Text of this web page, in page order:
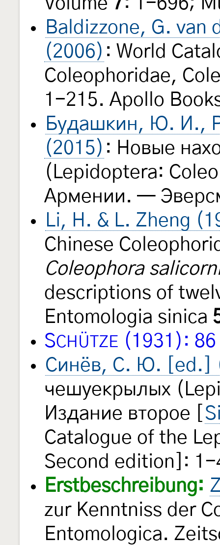
Volume 7 : 1-696;
Baldizzone, G. van
(2006) : World
Coleophoridae,
1-215. Apollo
Будашкин, Ю. И.,
(2015) : Новые
(Lepidoptera:
Армении. —
Li, H. & L. Zheng
Chinese
Coleophora
descriptions of
Entomologia sinica
SCHÜTZE (1931): 86
Синёв, С. Ю. [ed.]
чешуекрылых
Издание второе [
Catalogue of the
Second edition]: 1-
Erstbeschreibung:
zur Kenntniss der
Entomologica.